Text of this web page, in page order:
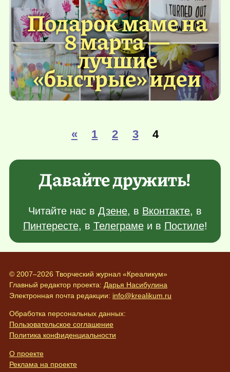
Подарок маме на
8 марта —
лучшие
«быстрые» идеи
« 1 2 3 4
Давайте дружить!
Читайте нас в Дзене, в Вконтакте, в
Пинтересте, в Телеграмеи в Постиле!
© 2007–2026 Творческий журнал «Креаликум»
Главный редактор проекта: Дарья Насибулина
Электронная почта редакции: info@krealikum.ru
Обработка персональных данных:
Пользовательское соглашение
Политика конфиденциальности
О проекте
Реклама на проекте